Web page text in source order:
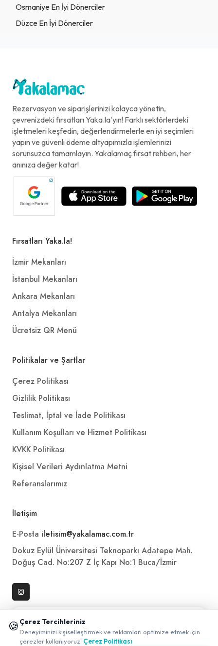
Osmaniye En İyi Dönerciler
Düzce En İyi Dönerciler
Rezervasyon ve siparişlerinizi kolayca yönetin,
çevrenizdeki fırsatları Yaka.la'yın! Farklı sektörlerdeki
işletmeleri keşfedin, değerlendirmelerle en iyi seçimleri
yapın ve güvenli ödeme altyapımızla işlemlerinizi
sorunsuzca tamamlayın. Yakalamaç fırsat rehberi, her
anınıza değer katar!
Fırsatları Yaka.la!
İzmir Mekanları
İstanbul Mekanları
Ankara Mekanları
Antalya Mekanları
Ücretsiz QR Menü
Politikalar ve Şartlar
Çerez Politikası
Gizlilik Politikası
Teslimat, İptal ve İade Politikası
Kullanım Koşulları ve Hizmet Politikası
KVKK Politikası
Kişisel Verileri Aydınlatma Metni
Referanslarımız
İletişim
E-Posta iletisim@yakalamac.com.tr
Dokuz Eylül Üniversitesi Teknoparkı Adatepe Mah.
Doğuş Cad. No:207 Z İç Kapı No:1 Buca/İzmir
🍪 Çerez Tercihleriniz
Deneyiminizi kişiselleştirmek ve reklamları optimize etmek için
çerezler kullanıyoruz. Çerez Politikası
📱 Mobil uygulamamızı keşfedin!
✖